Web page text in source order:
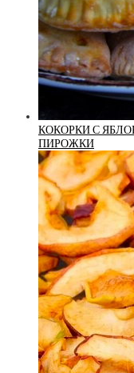
КОКОРКИ С
ПИРОЖКИ